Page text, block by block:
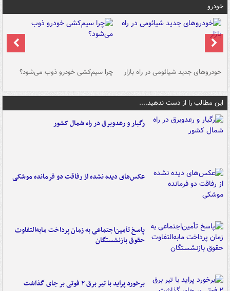
خودرو
خودروهای جدید شیائومی در راه بازار چرا سیم‌کشی خودرو ذوب می‌شود؟
این مطالب را از دست ندهید....
رگبار و رعدوبرق در راه شمال کشور
عکس‌های دیده نشده از رفاقت دو فرمانده‌ موشکی
پاسخ تأمین‌اجتماعی به زمان پرداخت مابه‌التفاوت
حقوق بازنشستگان
برخورد پراید با تیر برق ۲ فوتی بر جای گذاشت